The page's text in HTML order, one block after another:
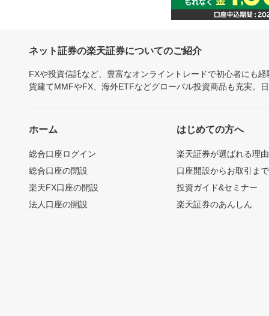
ネット証券の楽天証券についてのご紹介
FXや投資信託など、豊富なオンライントレードで初心者にも
貨建てMMFやFX、海外ETFなどグローバル投資商品も充実。
ホーム
総合口座ログイン
総合口座の開設
楽天FX口座の開設
法人口座の開設
はじめての方へ
楽天証券が選ばれる理由
口座開設からお取引ま
投資ガイド&セミナー
楽天証券のあんしん